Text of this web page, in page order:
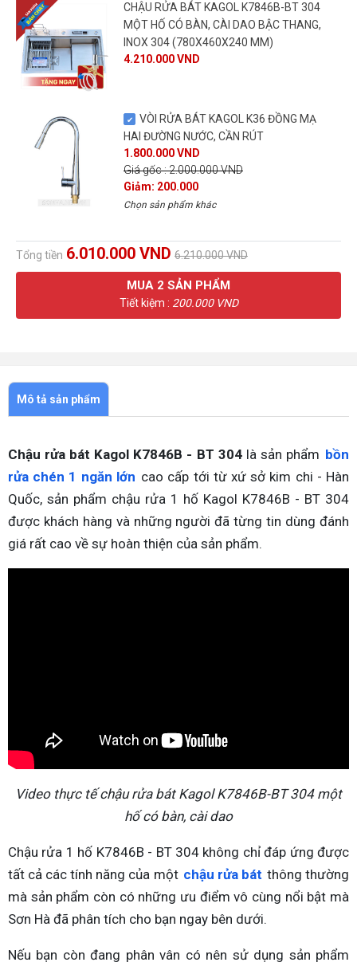
CHẬU RỬA BÁT KAGOL K7846B-BT 304
MỘT HỐ CÓ BÀN, CÀI DAO BẬC THANG,
INOX 304 (780X460X240 MM)
4.210.000 VND
VÒI RỬA BÁT KAGOL K36 ĐỒNG MẠ
HAI ĐƯỜNG NƯỚC, CẦN RÚT
1.800.000 VND
Giá gốc : 2.000.000 VND
Giảm: 200.000
Chọn sản phẩm khác
Tổng tiền 6.010.000 VND 6.210.000 VND
MUA 2 SẢN PHẨM
Tiết kiệm : 200.000 VND
Mô tả sản phẩm
Chậu rửa bát Kagol K7846B - BT 304là sản phẩm bồn
rửa chén 1 ngăn lớn cao cấp tới từ xứ sở kim chi - Hàn
Quốc, sản phẩm chậu rửa 1 hố Kagol K7846B - BT 304
được khách hàng và những người đã từng tin dùng đánh
giá rất cao về sự hoàn thiện của sản phẩm.
Video thực tế chậu rửa bát Kagol K7846B-BT 304 một
hố có bàn, cài dao
Chậu rửa 1 hố K7846B - BT 304 không chỉ đáp ứng được
tất cả các tính năng của một chậu rửa bát thông thường
mà sản phẩm còn có những ưu điểm vô cùng nổi bật mà
Sơn Hà đã phân tích cho bạn ngay bên dưới.
Nếu bạn còn đang phân vân có nên sử dụng sản phẩm